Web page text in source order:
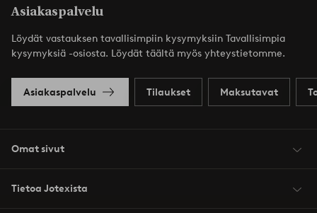
Asiakaspalvelu
Löydät vastauksen tavallisimpiin kysymyksiin Tavallisimpia
kysymyksiä -osiosta. Löydät täältä myös yhteystietomme.
Asiakaspalvelu Tilaukset Maksutavat
Omat sivut
Tietoa Jotexista